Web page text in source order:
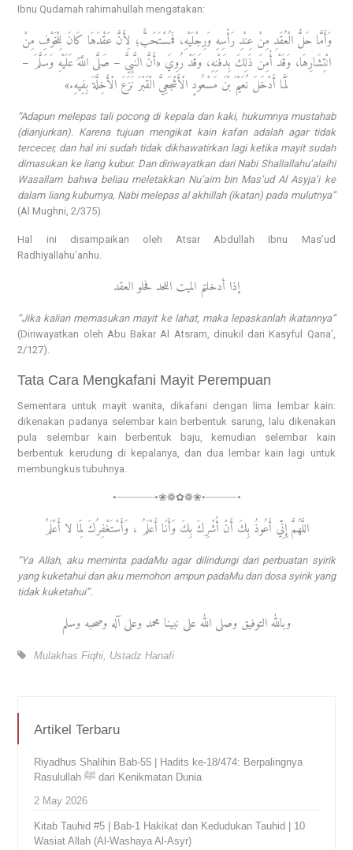
Ibnu Qudamah rahimahullah mengatakan:
وَأَمَّا حَلُّ الْعُقَدِ مِنْ عِنْدِ رَأْسِهِ وَرِجْلَيْهِ، فَمُسْتَحَبٌّ؛ لِأَنَّ عَقْدَهَا كَانَ لِلْخَوْفِ مِنْ
انْتِشَارِهَا، وَقَدْ أُمِنَ ذَلِكَ بِدَفْنِهِ، وَقَدْ رُوِيَ «أَنَّ النَّبِيَّ – صَلَّى اللَّهُ عَلَيْهِ وَسَلَّمَ –
لَمَّا أَدْخَلَ نُعَيْمَ بْنَ مَسْعُودٍ الْأَشْجَعِيَّ الْقَبْرَ نَزَعَ الْأَخِلَّةَ بِفِيهِ.»
“Adapun melepas tali pocong di kepala dan kaki, hukumnya mustahab
(dianjurkan). Karena tujuan mengikat kain kafan adalah agar tidak
tercecer, dan hal ini sudah tidak dikhawatirkan lagi ketika mayit sudah
dimasukan ke liang kubur. Dan diriwayatkan dari Nabi Shallallahu’alaihi
Wasallam bahwa beliau meletakkan Nu’aim bin Mas’ud Al Asyja’i ke
dalam liang kuburnya, Nabi melepas al akhillah (ikatan) pada mulutnya”
(Al Mughni, 2/375).
Hal ini disampaikan oleh Atsar Abdullah Ibnu Mas’ud
Radhiyallahu’anhu.
إذا أدخلتم الميت اللحد فحلو العقد
“Jika kalian memasukan mayit ke lahat, maka lepaskanlah ikatannya”
(Diriwayatkan oleh Abu Bakar Al Atsram, dinukil dari Kasyful Qana’,
2/127).
Tata Cara Mengkafani Mayit Perempuan
Sementara untuk mayit wanita, dikafani dengan lima lembar kain:
dikenakan padanya selembar kain berbentuk sarung, lalu dikenakan
pula selembar kain berbentuk baju, kemudian selembar kain
berbentuk kerudung di kepalanya, dan dua lembar kain lagi untuk
membungkus tubuhnya.
•┈┈┈┈┈┈•❀❁✿❁❀•┈┈┈┈┈•
اللَّهُمَّ إِنِّي أَعُوذُ بِكَ أَنْ أُشْرِكَ بِكَ وَأَنَا أَعْلَمُ ، وَأَسْتَغْفِرُكَ لِمَا لا أَعْلَمُ
“Ya Allah, aku meminta padaMu agar dilindungi dari perbuatan syirik
yang kuketahui dan aku memohon ampun padaMu dari dosa syirik yang
tidak kuketahui”.
وبالله التوفيق وصلى الله على نبينا محمد وعلى آله وصحبه وسلم
Mulakhas Fiqhi Ustadz Hanafi
Artikel Terbaru
Riyadhus Shalihin Bab-55 | Hadits ke-18/474: Berpalingnya
Rasulullah ﷺ dari Kenikmatan Dunia
2 May 2026
Kitab Tauhid #5 | Bab-1 Hakikat dan Kedudukan Tauhid | 10
Wasiat Allah (Al-Washaya Al-Asyr)